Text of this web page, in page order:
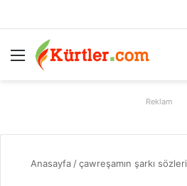
Menü
Reklam
Anasayfa /çawreşamın şarkı sözleri